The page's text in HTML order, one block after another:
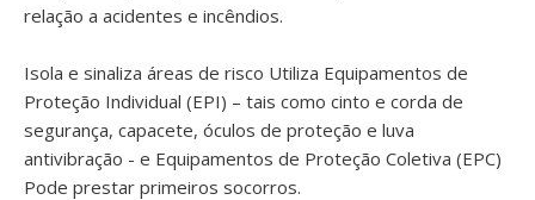
relação a acidentes e incêndios.
Isola e sinaliza áreas de risco Utiliza Equipamentos de
Proteção Individual (EPI) – tais como cinto e corda de
segurança, capacete, óculos de proteção e luva
antivibração - e Equipamentos de Proteção Coletiva (EPC)
Pode prestar primeiros socorros.